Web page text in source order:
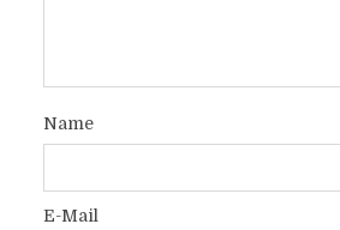
Name
E-Mail